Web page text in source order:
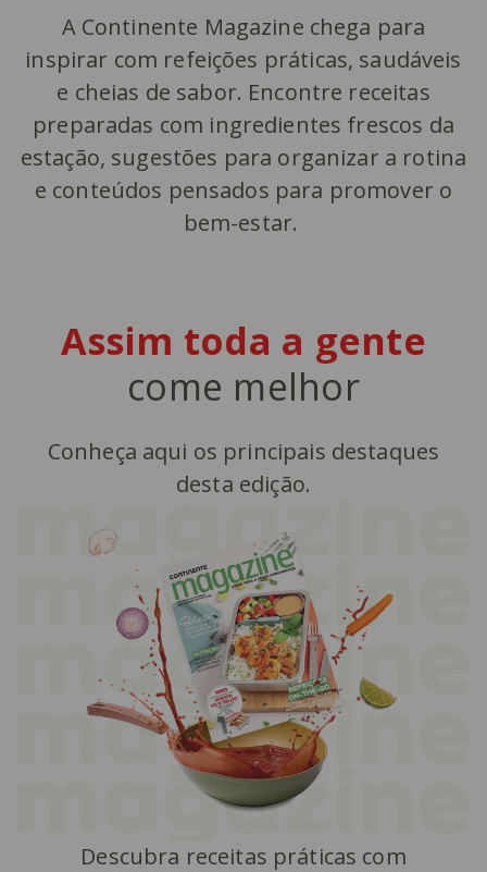
A Continente Magazine chega para
inspirar com refeições práticas, saudáveis
e cheias de sabor. Encontre receitas
preparadas com ingredientes frescos da
estação, sugestões para organizar a rotina
e conteúdos pensados para promover o
bem-estar.
Assim toda a gente
come melhor
Conheça aqui os principais destaques
desta edição.
Descubra receitas práticas com